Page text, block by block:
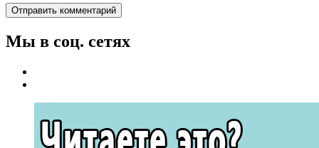
Мы в соц. сетях